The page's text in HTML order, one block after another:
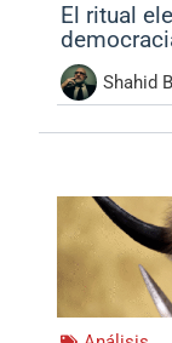
El ritual
Shahid